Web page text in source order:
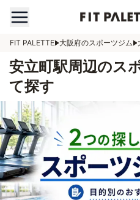
FIT PALETTE 大阪府のスポーツジム
安立町駅周辺のス
て探す